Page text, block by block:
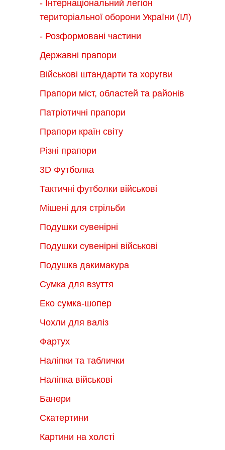
- Інтернаціональний легіон
територіальної оборони України (ІЛ)
- Розформовані частини
Державні прапори
Військові штандарти та хоругви
Прапори міст, областей та районів
Патріотичні прапори
Прапори країн світу
Різні прапори
3D Футболка
Тактичні футболки військові
Мішені для стрільби
Подушки сувенірні
Подушки сувенірні військові
Подушка дакимакура
Сумка для взуття
Еко сумка-шопер
Чохли для валіз
Фартух
Наліпки та таблички
Наліпка військові
Банери
Скатертини
Картини на холсті